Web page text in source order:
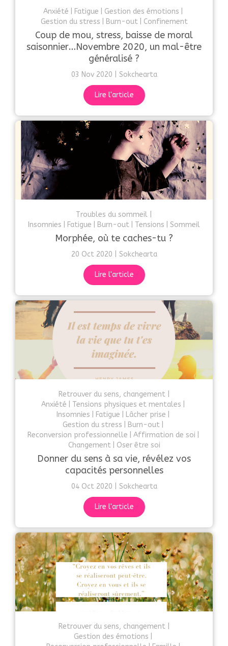
Anxiété Fatigue
Gestion des émotions
Gestion du stress
Burn-out Confinement
Coup de mou, stress, baisse de moral
saisonnier…Novembre 2020, un mal-être
généralisé ?
03 Nov 2020 Sokchearta
Lire l'article
Troubles du sommeil
Insomnies
Fatigue Burn-out Tensions Sommeil
Morphée, où te caches-tu ?
20 Oct 2020 Sokchearta
Lire l'article
Retrouver du sens, changement
Anxiété
Tensions physiques et mentales
Insomnies
Fatigue
Lâcher prise
Gestion du stress
Burn-out
Reconversion professionnelle
Affirmation de soi
Changement
Oser être soi
Donner du sens à sa vie, révélez vos
capacités personnelles
04 Oct 2020 Sokchearta
Lire l'article
Retrouver du sens, changement
Gestion des émotions